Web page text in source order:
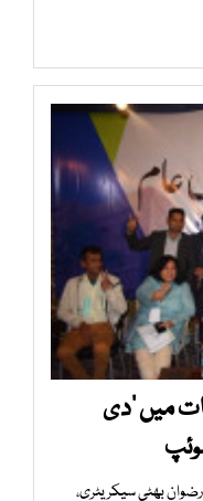
میں ’دی
بھٹی سیکریٹری،